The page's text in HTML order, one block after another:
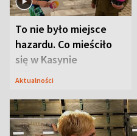
To nie było miejsce
hazardu. Co mieściło
się w Kasynie
Oficerskim?
Aktualności